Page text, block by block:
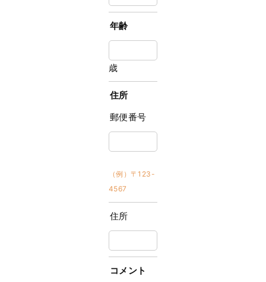
年齢
歳
住所
郵便番号
（例）〒123-
4567
住所
コメント